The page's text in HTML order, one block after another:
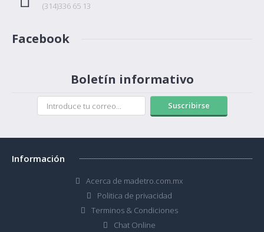
(314)336 65 13
Facebook
Boletín informativo
Suscribirse
Información
Acerca de madetro.com.mx
Politica de privacidad
Terminos & Condiciones
Chat Online